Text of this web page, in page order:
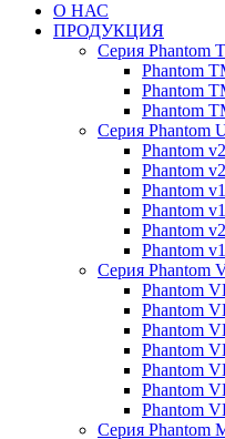
О НАС
ПРОДУКЦИЯ
Серия Phantom
Phantom
Phantom
Phantom
Серия Phantom
Phantom
Phantom
Phantom
Phantom
Phantom
Phantom
Серия Phantom
Phantom
Phantom
Phantom
Phantom
Phantom
Phantom
Phantom
Серия Phantom